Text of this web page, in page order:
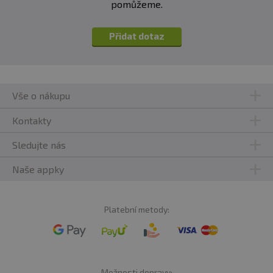
pomůžeme.
Přidat dotaz
Vše o nákupu
Kontakty
Sledujte nás
Naše appky
Platební metody: